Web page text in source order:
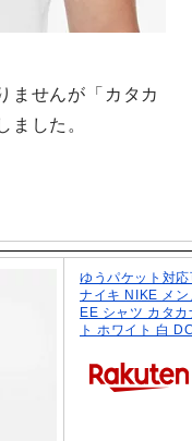
ませんが「カタカ
ました。
ゆうパケット対
ナイキ NIKE メ
EE シャツ カタ
ト ホワイト 白